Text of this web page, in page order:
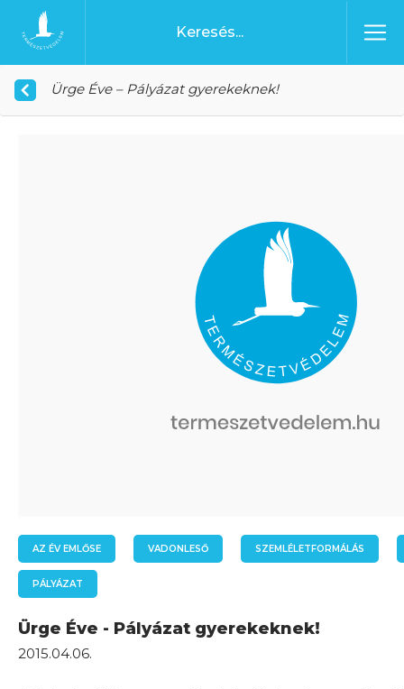
Ugrás a tartalomhoz
Főoldal
Ürge Éve – Pályázat gyerekeknek!
AZ ÉV EMLŐSE VADONLESŐ SZEMLÉLETFORMÁLÁS
PÁLYÁZAT
Ürge Éve - Pályázat gyerekeknek!
2015.04.06.